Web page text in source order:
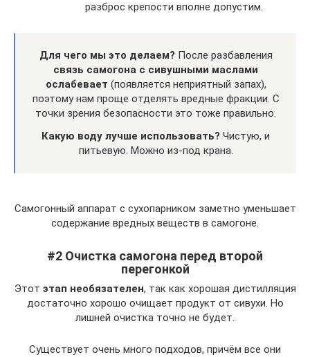
разброс крепости вполне допустим.
Для чего мы это делаем? После разбавления
связь самогона с сивушными маслами
ослабевает (появляется неприятный запах),
поэтому нам проще отделять вредные фракции. С
точки зрения безопасности это тоже правильно.
Какую воду лучше использовать? Чистую, и
питьевую. Можно из-под крана.
Самогонный аппарат с сухопарником заметно уменьшает
содержание вредных веществ в самогоне.
#2 Очистка самогона перед второй
перегонкой
Этот этап необязателен, так как хорошая дистилляция
достаточно хорошо очищает продукт от сивухи. Но
лишней очистка точно не будет.
Существует очень много подходов, причём все они